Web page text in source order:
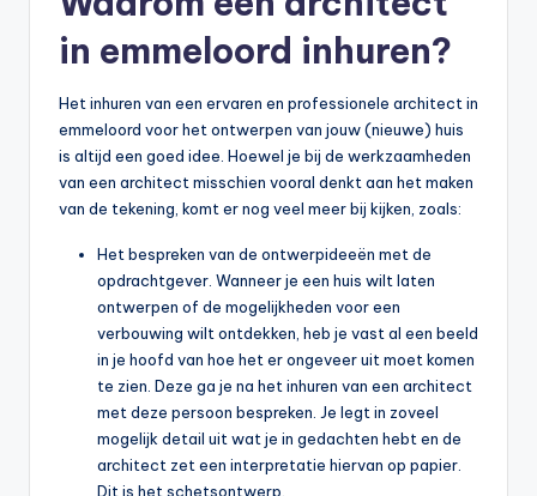
in emmeloord inhuren?
Het inhuren van een ervaren en professionele architect in
emmeloord voor het ontwerpen van jouw (nieuwe) huis
is altijd een goed idee. Hoewel je bij de werkzaamheden
van een architect misschien vooral denkt aan het maken
van de tekening, komt er nog veel meer bij kijken, zoals:
Het bespreken van de ontwerpideeën met de
opdrachtgever. Wanneer je een huis wilt laten
ontwerpen of de mogelijkheden voor een
verbouwing wilt ontdekken, heb je vast al een beeld
in je hoofd van hoe het er ongeveer uit moet komen
te zien. Deze ga je na het inhuren van een architect
met deze persoon bespreken. Je legt in zoveel
mogelijk detail uit wat je in gedachten hebt en de
architect zet een interpretatie hiervan op papier.
Dit is het schetsontwerp.